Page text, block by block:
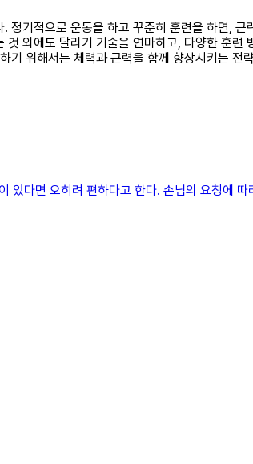
기적으로 운동을 하고 꾸준히 훈련을 하면, 근
외에도 달리기 기술을 연마하고, 다양한 훈련
위해서는 체력과 근력을 함께 향상시키는 전
다면 오히려 편하다고 한다. 손님의 요청에 따